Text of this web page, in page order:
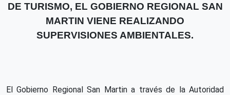
DE TURISMO, EL GOBIERNO REGIONAL SAN
MARTIN VIENE REALIZANDO
SUPERVISIONES AMBIENTALES.
El Gobierno Regional San Martin a través de la Autoridad